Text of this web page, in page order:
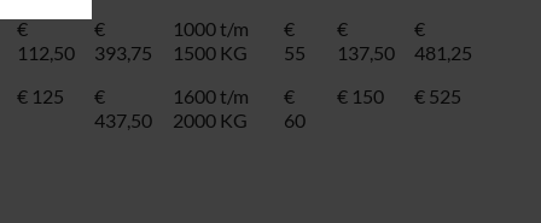
€
112,50
€
393,75
1000 t/m
1500 KG
€
55
€
137,50
€
481,25
€ 125
€
437,50
1600 t/m
2000 KG
€
60
€ 150 € 525